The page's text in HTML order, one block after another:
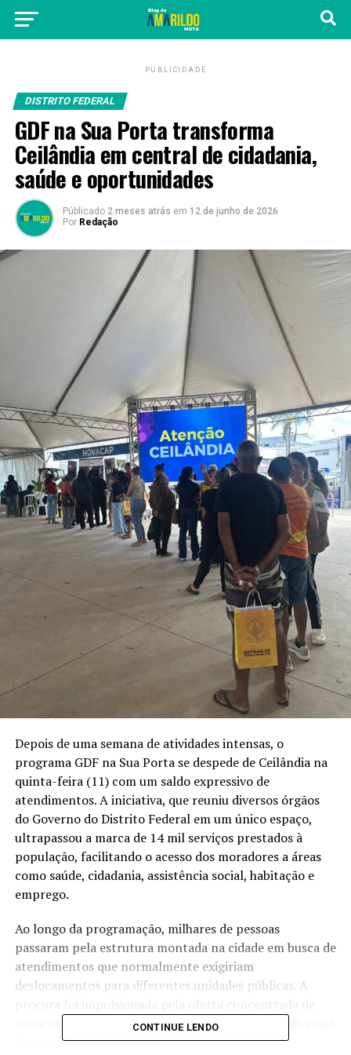
PUBLICIDADE
DISTRITO FEDERAL
GDF na Sua Porta transforma
Ceilândia em central de cidadania,
saúde e oportunidades
Públicado 2 meses atrás em 12 de junho de 2026
Por Redação
Depois de uma semana de atividades intensas, o
programa GDF na Sua Porta se despede de Ceilândia na
quinta-feira (11) com um saldo expressivo de
atendimentos. A iniciativa, que reuniu diversos órgãos
do Governo do Distrito Federal em um único espaço,
ultrapassou a marca de 14 mil serviços prestados à
população, facilitando o acesso dos moradores a áreas
como saúde, cidadania, assistência social, habitação e
emprego.
Ao longo da programação, milhares de pessoas
passaram pela estrutura montada na cidade em busca de
atendimentos que normalmente exigiriam
deslocamentos para diferentes unidades públicas. A
serviços gratuitos e pela praticidade de resolver diversas
demandas em um só lugar.
CONTINUE LENDO